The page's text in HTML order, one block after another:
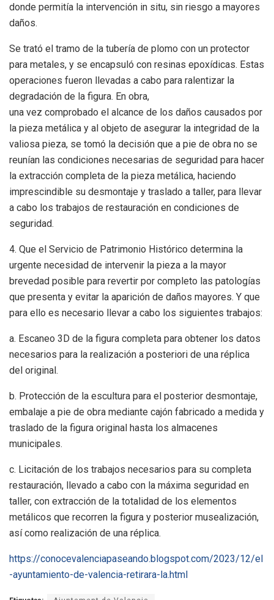
donde permitía la intervención in situ, sin riesgo a mayores
daños.
Se trató el tramo de la tubería de plomo con un protector
para metales, y se encapsuló con resinas epoxídicas. Estas
operaciones fueron llevadas a cabo para ralentizar la
degradación de la figura. En obra,
una vez comprobado el alcance de los daños causados por
la pieza metálica y al objeto de asegurar la integridad de la
valiosa pieza, se tomó la decisión que a pie de obra no se
reunían las condiciones necesarias de seguridad para hacer
la extracción completa de la pieza metálica, haciendo
imprescindible su desmontaje y traslado a taller, para llevar
a cabo los trabajos de restauración en condiciones de
seguridad.
4. Que el Servicio de Patrimonio Histórico determina la
urgente necesidad de intervenir la pieza a la mayor
brevedad posible para revertir por completo las patologías
que presenta y evitar la aparición de daños mayores. Y que
para ello es necesario llevar a cabo los siguientes trabajos:
a. Escaneo 3D de la figura completa para obtener los datos
necesarios para la realización a posteriori de una réplica
del original.
b. Protección de la escultura para el posterior desmontaje,
embalaje a pie de obra mediante cajón fabricado a medida y
traslado de la figura original hasta los almacenes
municipales.
c. Licitación de los trabajos necesarios para su completa
restauración, llevado a cabo con la máxima seguridad en
taller, con extracción de la totalidad de los elementos
metálicos que recorren la figura y posterior musealización,
así como realización de una réplica.
https://conocevalenciapaseando.blogspot.com/2023/12/el
-ayuntamiento-de-valencia-retirara-la.html